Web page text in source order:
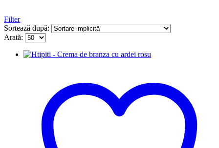
Filter
Sortează după:
Arată: